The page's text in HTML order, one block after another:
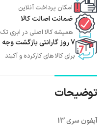
امکان پرداخت آنلاین
ضمانت اصالت کالا
همیشه کالا اصلی در ابری تک
7 روز گارانتی بازگشت وجه
برای کالا های کارکرده و آکبند
توضیحات
آیفون سری13